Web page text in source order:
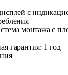
с
монтажа с
гарантия: 1 год